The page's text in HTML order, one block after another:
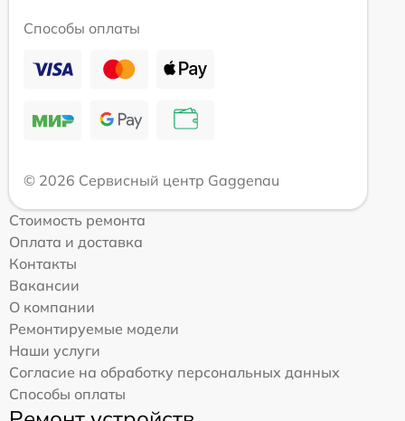
Способы оплаты
© 2026 Сервисный центр Gaggenau
Стоимость ремонта
Оплата и доставка
Контакты
Вакансии
О компании
Ремонтируемые модели
Наши услуги
Согласие на обработку персональных данных
Способы оплаты